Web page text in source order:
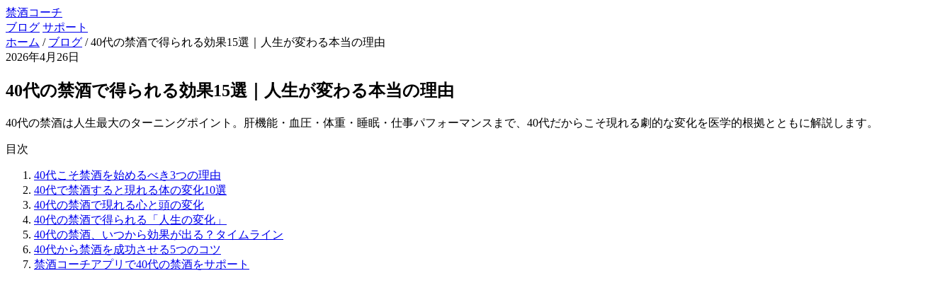
禁酒コーチ
ブログ サポート
ホーム / ブログ / 40代の禁酒で得られる効果15選｜人生が変わる本当の理由
2026年4月26日
40代の禁酒で得られる効果15選｜人生が変わる本当の理由
40代の禁酒は人生最大のターニングポイント。肝機能・血圧・体重・睡眠・仕事パフォーマンスまで、40代だからこそ現れる劇的な変化を医学的根拠とともに解説します。
目次
40代こそ禁酒を始めるべき3つの理由
40代で禁酒すると現れる体の変化10選
40代の禁酒で現れる心と頭の変化
40代の禁酒で得られる「人生の変化」
40代の禁酒、いつから効果が出る？タイムライン
40代から禁酒を成功させる5つのコツ
禁酒コーチアプリで40代の禁酒をサポート